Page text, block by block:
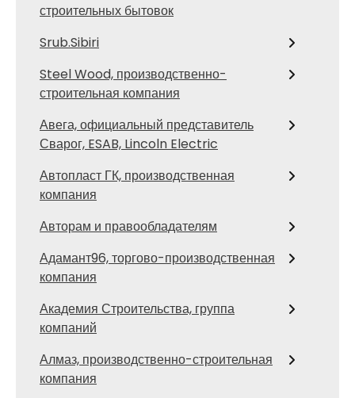
строительных бытовок
Srub.Sibiri
Steel Wood, производственно-
строительная компания
Авега, официальный представитель
Сварог, ESAB, Lincoln Electric
Автопласт ГК, производственная
компания
Авторам и правообладателям
Адамант96, торгово-производственная
компания
Академия Строительства, группа
компаний
Алмаз, производственно-строительная
компания